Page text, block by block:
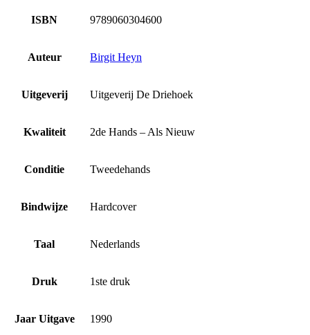
ISBN 9789060304600
Auteur Birgit Heyn
Uitgeverij Uitgeverij De Driehoek
Kwaliteit 2de Hands – Als Nieuw
Conditie Tweedehands
Bindwijze Hardcover
Taal Nederlands
Druk 1ste druk
Jaar Uitgave 1990